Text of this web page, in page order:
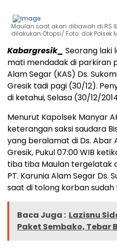
Maulan saat akan dibawah di RS
dilakukan Otopsi/ Foto: dok Polsek
Kabargresik_ Seorang laki
mati mendadak di parkiran
Alam Segar (KAS) Ds.
Gresik tadi pagi (30/12).
di ketahui, Selasa (30/12/
Menurut Kapolsek Manyar
keterangan saksi saudara
yang beralamat di Ds. Abar
Gresik, Pukul 07:00 WIB
tiba tiba Maulan tergelatak
PT. Karunia Alam Segar Ds.
saat di tolong korban
Baca Juga : Lazisnu
Paket Sembako, Tebar